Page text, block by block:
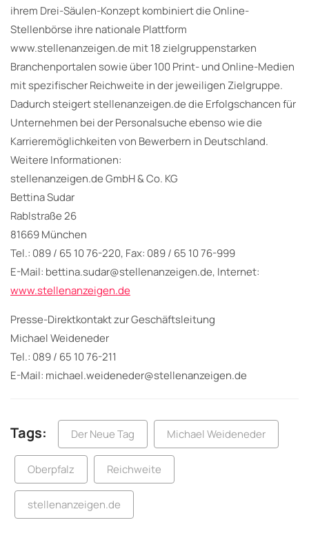
ihrem Drei-Säulen-Konzept kombiniert die Online-
Stellenbörse ihre nationale Plattform
www.stellenanzeigen.de mit 18 zielgruppenstarken
Branchenportalen sowie über 100 Print- und Online-Medien
mit spezifischer Reichweite in der jeweiligen Zielgruppe.
Dadurch steigert stellenanzeigen.de die Erfolgschancen für
Unternehmen bei der Personalsuche ebenso wie die
Karrieremöglichkeiten von Bewerbern in Deutschland.
Weitere Informationen:
stellenanzeigen.de GmbH & Co. KG
Bettina Sudar
Rablstraße 26
81669 München
Tel.: 089 / 65 10 76-220, Fax: 089 / 65 10 76-999
E-Mail: bettina.sudar@stellenanzeigen.de, Internet:
www.stellenanzeigen.de
Presse-Direktkontakt zur Geschäftsleitung
Michael Weideneder
Tel.: 089 / 65 10 76-211
E-Mail: michael.weideneder@stellenanzeigen.de
Tags: Der Neue Tag Michael Weideneder
Oberpfalz Reichweite
stellenanzeigen.de